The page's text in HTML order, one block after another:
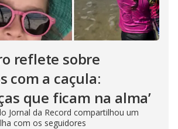
reflete sobre
com a caçula:
que ficam na alma’
Jornal da Record compartilhou um
com os seguidores